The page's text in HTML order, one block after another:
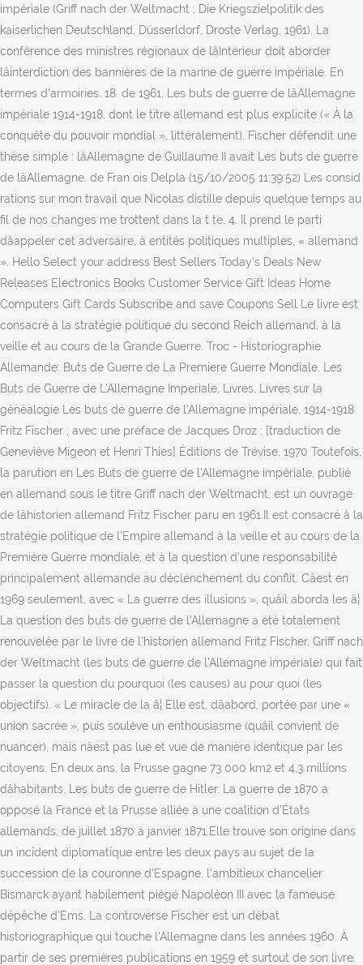
impériale (Griff nach der Weltmacht ; Die Kriegszielpolitik des
kaiserlichen Deutschland, Düsserldorf, Droste Verlag, 1961). La
conférence des ministres régionaux de lâIntérieur doit aborder
lâinterdiction des bannières de la marine de guerre impériale. En
termes d'armoiries. 18. de 1961, Les buts de guerre de lâAllemagne
impériale 1914-1918, dont le titre allemand est plus explicite (« À la
conquête du pouvoir mondial », littéralement), Fischer défendit une
thèse simple : lâAllemagne de Guillaume II avait Les buts de guerre
de lâAllemagne. de Fran ois Delpla (15/10/2005 11:39:52) Les consid
rations sur mon travail que Nicolas distille depuis quelque temps au
fil de nos changes me trottent dans la t te. 4. Il prend le parti
dâappeler cet adversaire, à entités politiques multiples, « allemand
». Hello Select your address Best Sellers Today's Deals New
Releases Electronics Books Customer Service Gift Ideas Home
Computers Gift Cards Subscribe and save Coupons Sell Le livre est
consacré à la stratégie politique du second Reich allemand, à la
veille et au cours de la Grande Guerre. Troc - Historiographie
Allemande: Buts de Guerre de La Premiere Guerre Mondiale, Les
Buts de Guerre de L'Allemagne Imperiale, Livres, Livres sur la
généalogie Les buts de guerre de l'Allemagne impériale, 1914-1918
Fritz Fischer ; avec une préface de Jacques Droz ; [traduction de
Geneviève Migeon et Henri Thies] Éditions de Trévise, 1970 Toutefois,
la parution en Les Buts de guerre de l'Allemagne impériale, publié
en allemand sous le titre Griff nach der Weltmacht, est un ouvrage
de lâhistorien allemand Fritz Fischer paru en 1961.Il est consacré à la
stratégie politique de l'Empire allemand à la veille et au cours de la
Première Guerre mondiale, et à la question d'une responsabilité
principalement allemande au déclenchement du conflit. Câest en
1969 seulement, avec « La guerre des illusions », quâil aborda les â¦
La question des buts de guerre de l'Allemagne a été totalement
renouvelée par le livre de l'historien allemand Fritz Fischer, Griff nach
der Weltmacht (les buts de guerre de l'Allemagne impériale) qui fait
passer la question du pourquoi (les causes) au pour quoi (les
objectifs). « Le miracle de la â¦ Elle est, dâabord, portée par une «
union sacrée », puis soulève un enthousiasme (quâil convient de
nuancer), mais nâest pas lue et vue de manière identique par les
citoyens. En deux ans, la Prusse gagne 73 000 km2 et 4,3 millions
dâhabitants. Les buts de guerre de Hitler. La guerre de 1870 a
opposé la France et la Prusse alliée à une coalition d'États
allemands, de juillet 1870 à janvier 1871.Elle trouve son origine dans
un incident diplomatique entre les deux pays au sujet de la
succession de la couronne d'Espagne, l'ambitieux chancelier
Bismarck ayant habilement piégé Napoléon III avec la fameuse
dépêche d'Ems. La controverse Fischer est un débat
historiographique qui touche l'Allemagne dans les années 1960. À
partir de ses premières publications en 1959 et surtout de son livre.